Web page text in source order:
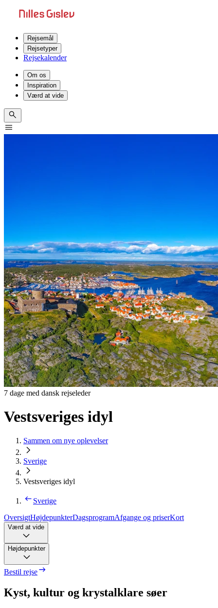
Rejsemål
Rejsetyper
Rejsekalender
Om os
Inspiration
Værd at vide
7 dage med dansk rejseleder
Vestsveriges idyl
Sammen om nye oplevelser
Sverige
Vestsveriges idyl
Sverige
OversigtHøjdepunkterDagsprogramAfgange og priserKort
Værd at vide
Højdepunkter
Bestil rejse
Kyst, kultur og krystalklare søer